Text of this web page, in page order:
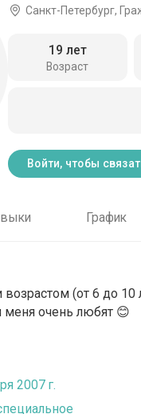
Санкт-Петербург,
Возраст
19 лет
Войти, чтобы
График
возрастом (от 6 до
очень любят 😊
2007 г.